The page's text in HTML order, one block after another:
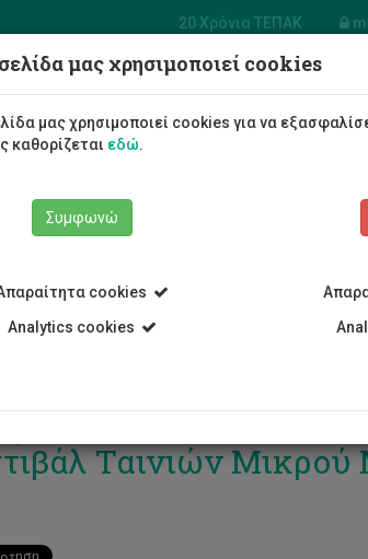
20 Χρόνια ΤΕΠΑΚ
Φοιτητές/τριες
του ΤΕΠΑΚ
Ταινιών
μας χρησιμοποιεί cookies
μας χρησιμοποιεί cookies για να
καθορίζεται εδώ.
Συμφωνώ
cookies
Analytics cookies